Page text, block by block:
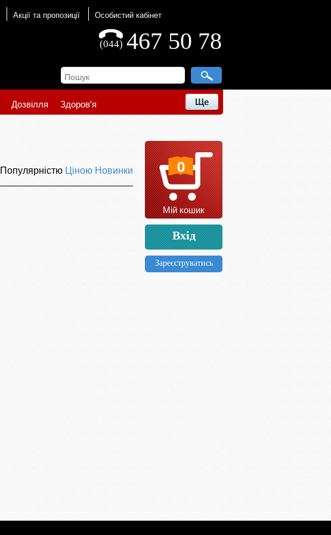
Акції та пропозиції Особистий кабінет
467 50 78
(044)
Дозвілля Здоров'я Ще
Популярністю Ціною Новинки 0
Мій кошик
Вхід
Зареєструватись